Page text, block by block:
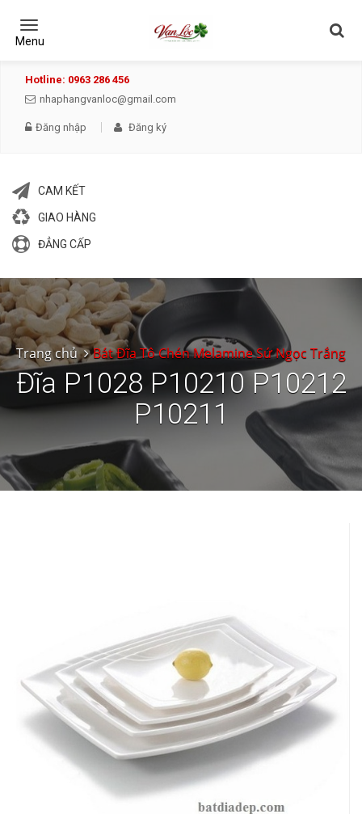
Hotline: 0963 286 456
nhaphangvanloc@gmail.com
Đăng nhập Đăng ký
CAM KẾT
GIAO HÀNG
ĐẲNG CẤP
Toggle
Menu
Trang chủ Bát Đĩa Tô Chén Melamine Sứ Ngọc Trắng
Đĩa P1028 P10210 P10212
P10211